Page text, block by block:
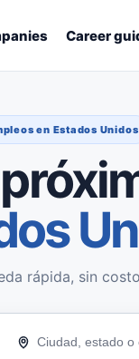
Career
en Estados Unidos
rápida, sin